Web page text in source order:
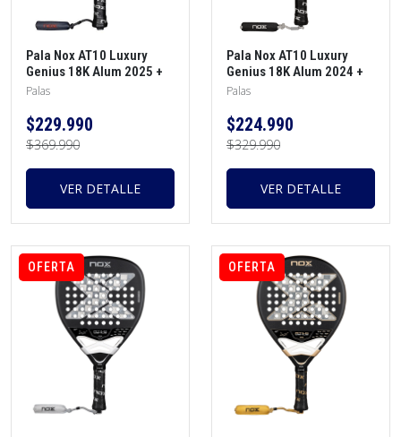
Pala Nox AT10 Luxury
Genius 18K Alum 2025 +
protector + overgrip
Palas
$229.990
$369.990
VER DETALLE
Pala Nox AT10 Luxury
Genius 18K Alum 2024 +
Funda + Protector +
Palas
$224.990
$329.990
VER DETALLE
OFERTA OFERTA